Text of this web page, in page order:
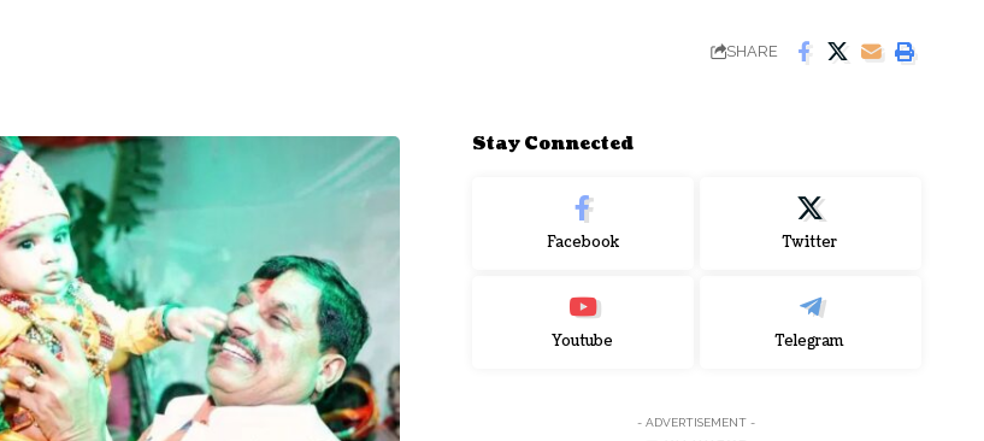
SHARE
Stay Connected
Facebook Twitter
Youtube Telegram
- ADVERTISEMENT -